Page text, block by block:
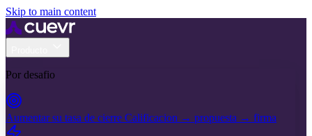
Skip to main content
Por desafio
Aumentar su tasa de cierre Calificacion → propuesta → firma